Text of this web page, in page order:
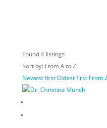
Found4listings
Sort by: From A to Z
Newest firstOldest first From